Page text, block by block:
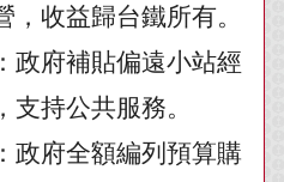
收益歸台鐵所有。
政府補貼偏遠小站經
持公共服務。
政府全額編列預算購